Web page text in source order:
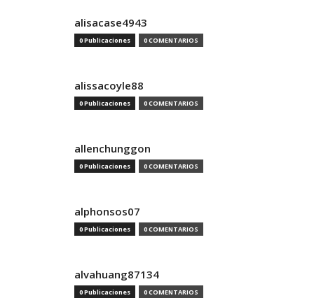
alisacase4943
0 Publicaciones 0 COMENTARIOS
alissacoyle88
0 Publicaciones 0 COMENTARIOS
allenchunggon
0 Publicaciones 0 COMENTARIOS
alphonsos07
0 Publicaciones 0 COMENTARIOS
alvahuang87134
0 Publicaciones 0 COMENTARIOS